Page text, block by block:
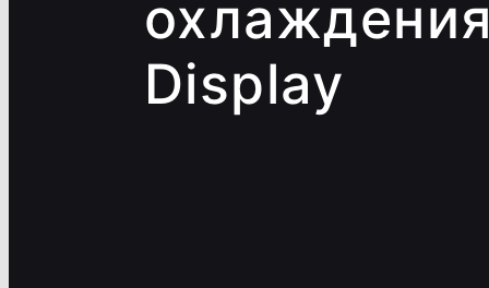
Display